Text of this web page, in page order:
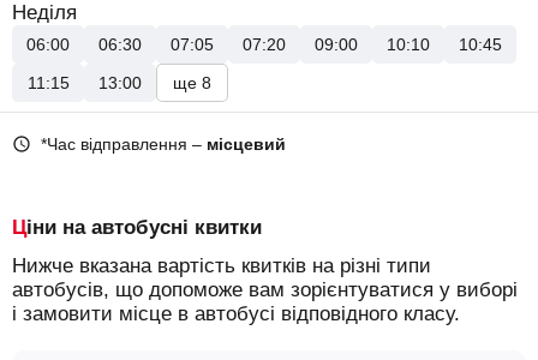
Неділя
06:00 06:30 07:05 07:20 09:00 10:10
10:45
11:15
13:00 ще 8
*Час відправлення – місцевий
Ціни на автобусні квитки
Нижче вказана вартість квитків на різні типи
автобусів, що допоможе вам зорієнтуватися у виборі
і замовити місце в автобусі відповідного класу.